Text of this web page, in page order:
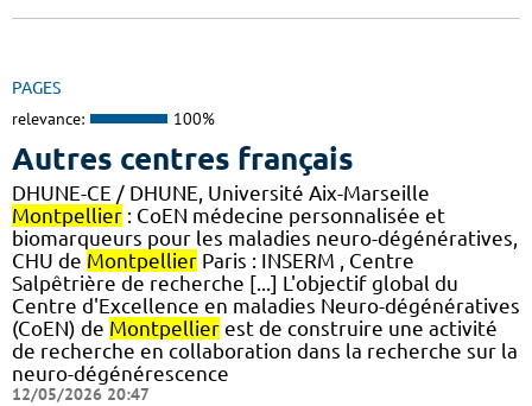
PAGES
relevance: 100%
Autres centres français
DHUNE-CE / DHUNE, Université Aix-Marseille
Montpellier : CoEN médecine personnalisée et
biomarqueurs pour les maladies neuro-dégénératives,
CHU de Montpellier Paris : INSERM , Centre
Salpêtrière de recherche [...] L'objectif global du
Centre d'Excellence en maladies Neuro-dégénératives
(CoEN) de Montpellier est de construire une activité
de recherche en collaboration dans la recherche sur la
neuro-dégénérescence
12/05/2026 20:47